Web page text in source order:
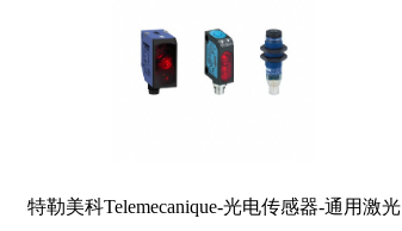
特勒美科Telemecanique-光电传感器-通用激光